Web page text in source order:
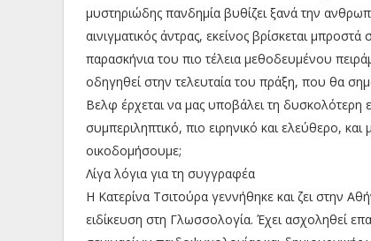
μυστηριώδης πανδημία βυθίζει ξανά την
αινιγματικός άντρας, εκείνος βρίσκεται
παρασκήνια του πιο τέλεια μεθοδευμένου
οδηγηθεί στην τελευταία του πράξη, που θα
Βελφ έρχεται να μας υποβάλει τη δυσκολότερη
συμπεριληπτικό, πιο ειρηνικό και ελεύθερο,
οικοδομήσουμε;
Λίγα λόγια για τη συγγραφέα
Η Κατερίνα Τσιτούρα γεννήθηκε και ζει στην
ειδίκευση στη Γλωσσολογία. Έχει ασχοληθεί